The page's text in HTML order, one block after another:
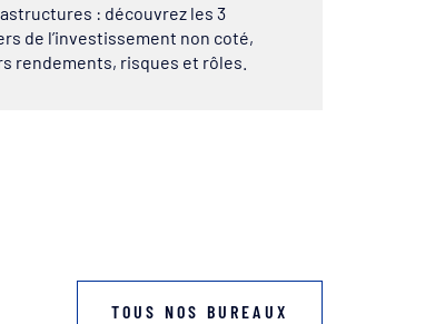
: découvrez les 3
de l’investissement non coté,
rendements, risques et rôles.
TOUS NOS BUREAUX